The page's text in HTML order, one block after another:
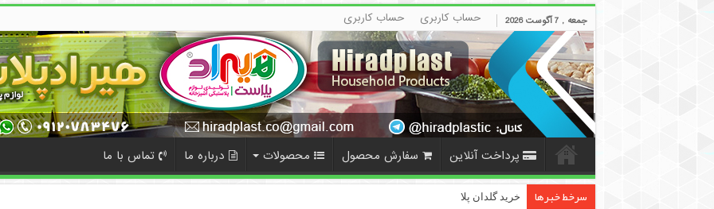
جمعه , 7 آگوست 2026 حساب کاربری حساب کاربری
پرداخت آنلاین سفارش محصول محصولات درباره ما تماس با ما
سرخط خبرها خرید گلدان پلاستیکی نشا به صورت عمده